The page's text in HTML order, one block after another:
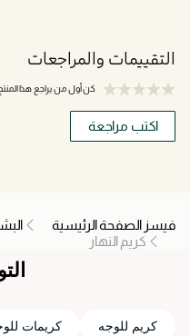
التقييمات والمراجعات
كن أول من يراجع هذا
اكتب مراجعة
فيسز الصفحة الرئيسية
كريم النهار
كريم للوجه كريمات